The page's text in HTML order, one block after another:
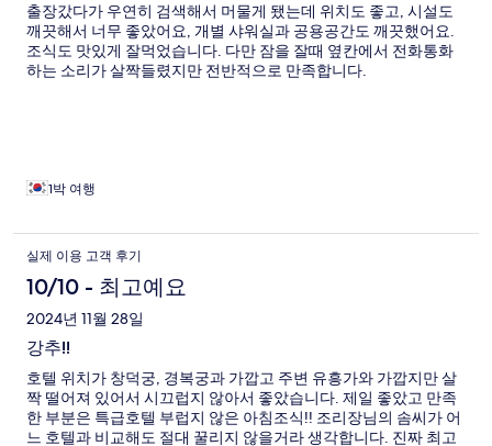
출장갔다가 우연히 검색해서 머물게 됐는데 위치도 좋고, 시설도
깨끗해서 너무 좋았어요, 개별 샤워실과 공용공간도 깨끗했어요.
조식도 맛있게 잘먹었습니다. 다만 잠을 잘때 옆칸에서 전화통화
하는 소리가 살짝들렸지만 전반적으로 만족합니다.
1박 여행
실제 이용 고객 후기
10/10 - 최고예요
2024년 11월 28일
강추!!
호텔 위치가 창덕궁, 경복궁과 가깝고 주변 유흥가와 가깝지만 살
짝 떨어져 있어서 시끄럽지 않아서 좋았습니다. 제일 좋았고 만족
한 부분은 특급호텔 부럽지 않은 아침조식!! 조리장님의 솜씨가 어
느 호텔과 비교해도 절대 꿀리지 않을거라 생각합니다. 진짜 최고